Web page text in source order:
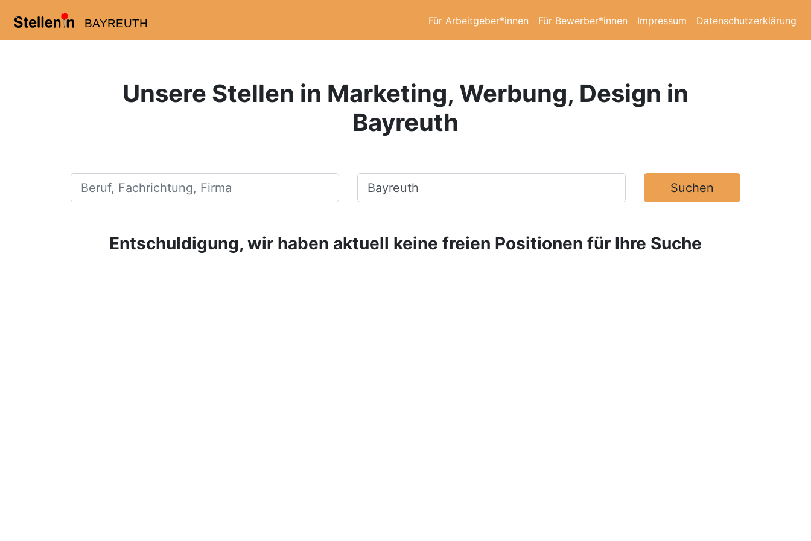
BAYREUTH Für Arbeitgeber*innen Für Bewerber*innen Impressum Datenschutzerklärung
Unsere Stellen in Marketing, Werbung, Design in
Bayreuth
Beruf, Fachrichtung, Firma Ort, Stadt Suchen
Entschuldigung, wir haben aktuell keine freien Positionen für Ihre Suche